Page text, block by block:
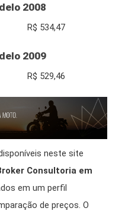
2008
R$ 534,47
2009
R$ 529,46
neste site
Consultoria em
em um perfil
de preços. O